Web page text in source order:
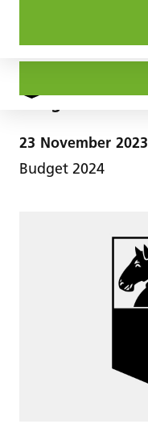
Budget 2024
23 November 2023
Budget 2024